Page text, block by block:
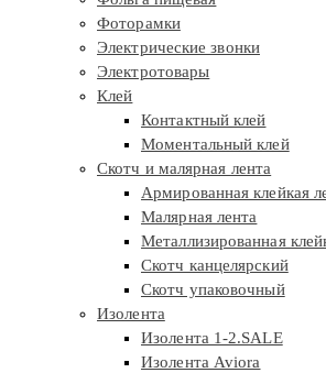
Фоторамки
Электрические звонки
Электротовары
Клей
Контактный клей
Моментальный клей
Скотч и малярная лента
Армированная клейкая
Малярная лента
Металлизированная
Скотч канцелярский
Скотч упаковочный
Изолента
Изолента 1-2.SALE
Изолента Aviora